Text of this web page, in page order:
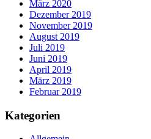
März 2020
Dezember 2019
November 2019
August 2019
Juli 2019
Juni 2019
April 2019
März 2019
Februar 2019
Kategorien